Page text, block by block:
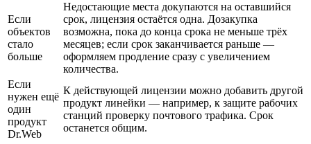
Если
объектов
стало
больше
Недостающие места докупаются на оставшийся
срок, лицензия остаётся одна. Дозакупка
возможна, пока до конца срока не меньше трёх
месяцев; если срок заканчивается раньше —
оформляем продление сразу с увеличением
количества.
Если
нужен ещё
один
продукт
Dr.Web
К действующей лицензии можно добавить другой
продукт линейки — например, к защите рабочих
станций проверку почтового трафика. Срок
останется общим.